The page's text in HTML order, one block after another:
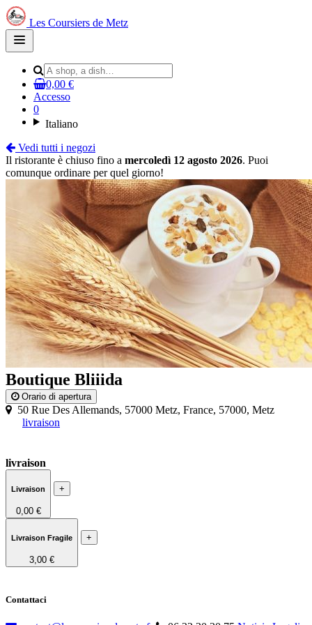
Les Coursiers de Metz
Open
main
0,00 €
Accesso
0
Italiano
Vedi tutti i negozi
Il ristorante è chiuso fino a mercoledì 12 agosto 2026. Puoi
comunque ordinare per quel giorno!
Boutique Bliiida
Orario di apertura
50 Rue Des Allemands, 57000 Metz, France, 57000, Metz
livraison
livraison
Livraison
0,00 €
+
Livraison Fragile
3,00 €
+
Contattaci